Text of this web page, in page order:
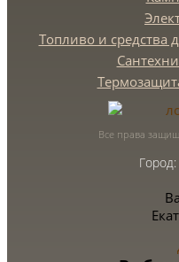
Топливо и средства
Все права
Город: